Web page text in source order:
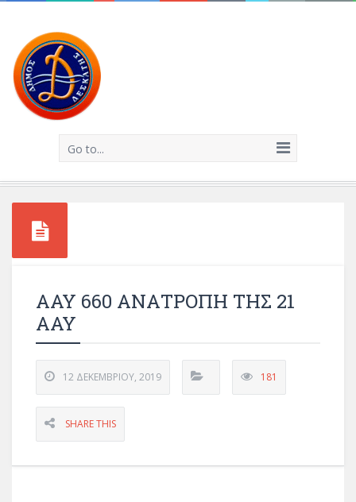
Go to...
ΑΑΥ 660 ΑΝΑΤΡΟΠΗ ΤΗΣ 21
ΑΑΥ
12 ΔΕΚΕΜΒΡΊΟΥ, 2019 181
SHARE THIS